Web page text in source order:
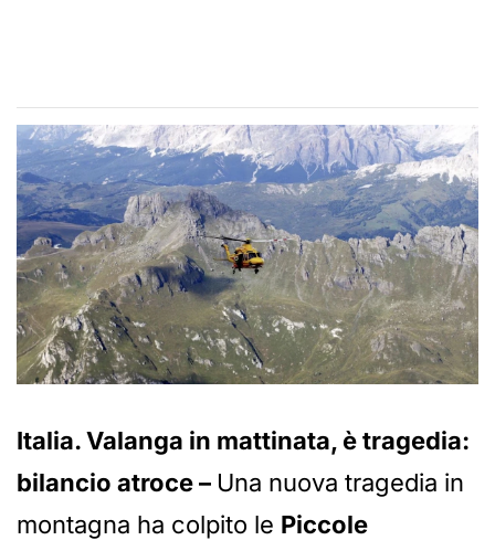
Italia. Valanga in mattinata, è tragedia:
bilancio atroce – Una nuova tragedia in
montagna ha colpito le Piccole